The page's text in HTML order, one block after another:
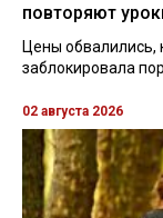
повторяют
Цены обвалились,
заблокировала
02 августа 2026